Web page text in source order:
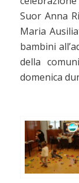
Suor Anna
Maria
bambini
della
domenica